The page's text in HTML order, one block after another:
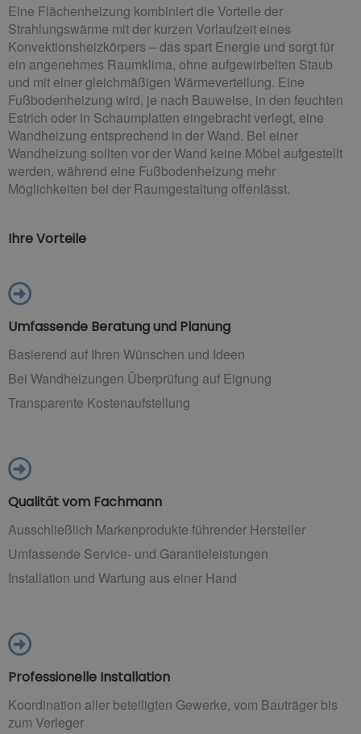
Eine Flächenheizung kombiniert die Vorteile der
Strahlungswärme mit der kurzen Vorlaufzeit eines
Konvektionsheizkörpers – das spart Energie und sorgt für
ein angenehmes Raumklima, ohne aufgewirbelten Staub
und mit einer gleichmäßigen Wärmeverteilung. Eine
Fußbodenheizung wird, je nach Bauweise, in den feuchten
Estrich oder in Schaumplatten eingebracht verlegt, eine
Wandheizung entsprechend in der Wand. Bei einer
Wandheizung sollten vor der Wand keine Möbel aufgestellt
werden, während eine Fußbodenheizung mehr
Möglichkeiten bei der Raumgestaltung offenlässt.
Ihre Vorteile
Umfassende Beratung und Planung
Basierend auf Ihren Wünschen und Ideen
Bei Wandheizungen Überprüfung auf Eignung
Transparente Kostenaufstellung
Qualität vom Fachmann
Ausschließlich Markenprodukte führender Hersteller
Umfassende Service- und Garantieleistungen
Installation und Wartung aus einer Hand
Professionelle Installation
Koordination aller beteiligten Gewerke, vom Bauträger bis
zum Verleger